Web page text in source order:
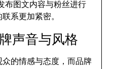
布图文内容与粉丝进行
系更加紧密。
声音与风格
的情感与态度，而品牌